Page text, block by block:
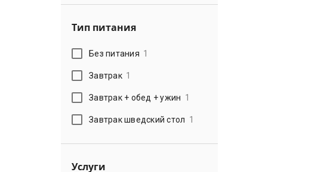
Тип питания
Без питания 1
Завтрак 1
Завтрак + обед + ужин 1
Завтрак шведский стол 1
Услуги